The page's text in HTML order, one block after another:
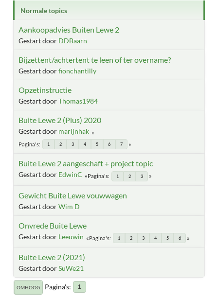
Normale topics
Aankoopadvies Buiten Lewe 2
Gestart door DDBaarn
Bijzettent/achtertent te leen of ter overname?
Gestart doorfionchantilly
Opzetinstructie
Gestart doorThomas1984
Buite Lewe 2 (Plus) 2020
Gestart door marijnhak
Pagina's 1 2 3 4 5 6 7
Buite Lewe 2 aangeschaft + project topic
Gestart door EdwinC Pagina's 1 2 3
Gewicht Buite Lewe vouwwagen
Gestart doorWim D
Onvrede Buite Lewe
Gestart door Leeuwin Pagina's 1 2 3 4 5 6
Buite Lewe 2 (2021)
Gestart doorSuWe21
OMHOOG Pagina's 1